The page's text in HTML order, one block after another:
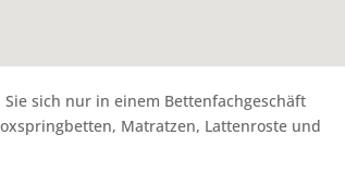
Sie sich nur in einem Bettenfachgeschäft
Matratzen, Lattenroste und